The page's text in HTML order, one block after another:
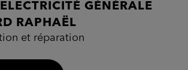
GÉNÉRALE
RAPHAËL
et réparation